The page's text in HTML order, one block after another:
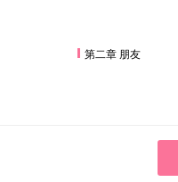
第二章 朋友